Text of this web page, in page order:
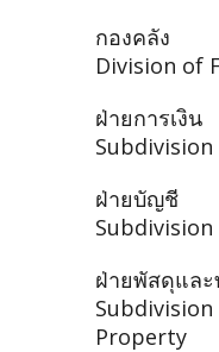
กองคลัง
Division of
ฝ่ายการเงิน
ฝ่ายบัญชี
ฝ่ายพัสดุแล
Property